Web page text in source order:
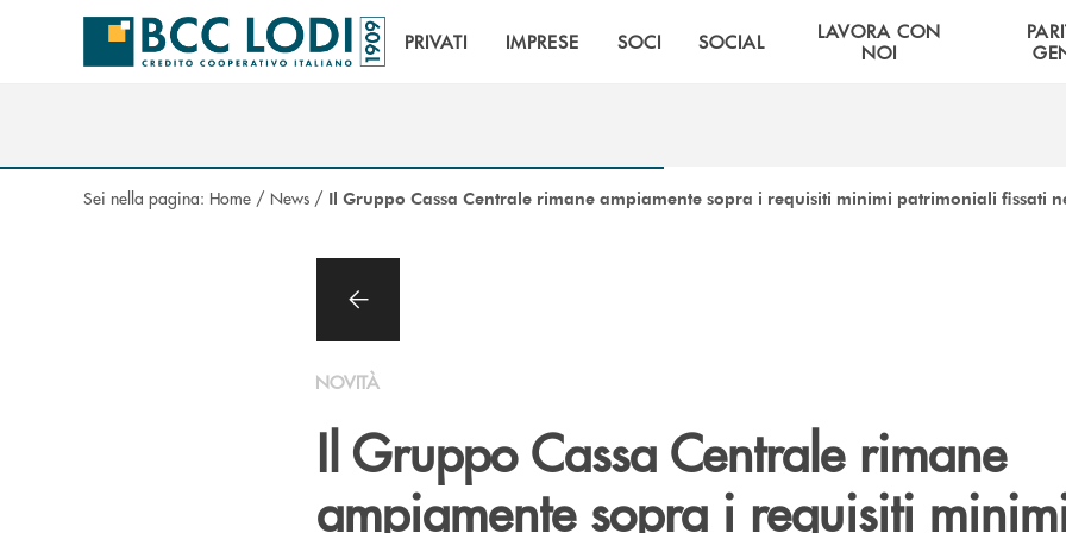
Salta al contenuto principale
PRIVATI IMPRESE SOCI SOCIAL
LAVORA CON
NOI
Sei nella pagina: Home / News / Il Gruppo Cassa Centrale rimane ampiamente sopra i requisiti minimi patrimoniali fissati
NOVITÀ
Il Gruppo Cassa Centrale rimane
ampiamente sopra i requisiti